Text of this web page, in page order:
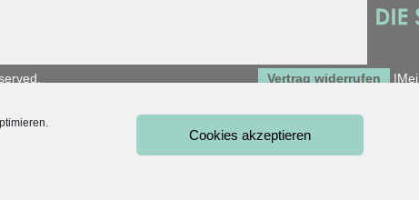
Cookies akzeptieren
Vertrag widerrufen |